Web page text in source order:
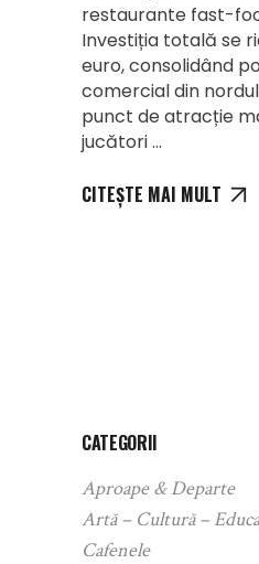
restaurante fast-
Investiția totală se
euro, consolidând
comercial din
punct de atracție
jucători
CITEȘTE MAI MULT
CATEGORII
Aproape & Departe
Artă – Cultură –
Cafenele